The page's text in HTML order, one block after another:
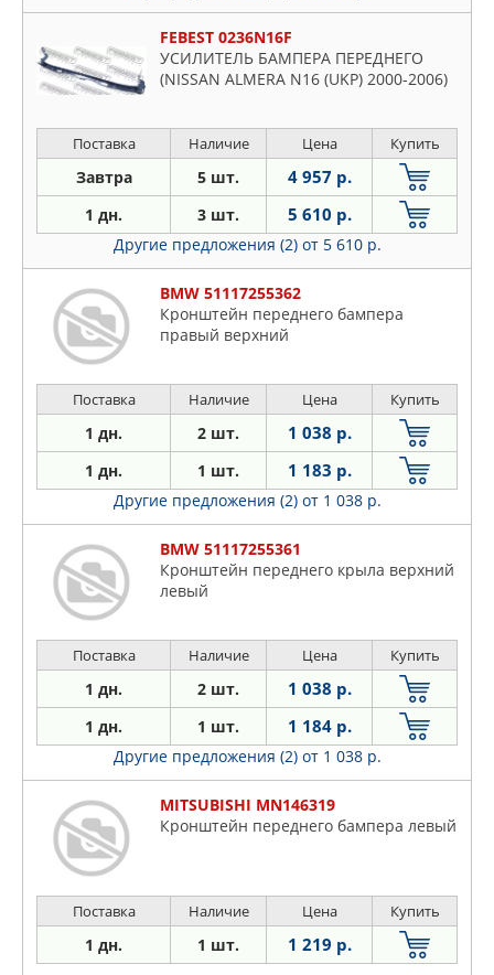
FEBEST 0236N16F
УСИЛИТЕЛЬ БАМПЕРА ПЕРЕДНЕГО
(NISSAN ALMERA N16 (UKP) 2000-2006)
Поставка Наличие Цена Купить
Завтра 5 шт. 4 957 р.
1 дн. 3 шт. 5 610 р.
Другие предложения (2) от 5 610 р.
BMW 51117255362
Кронштейн переднего бампера
правый верхний
Поставка Наличие Цена Купить
1 дн. 2 шт. 1 038 р.
1 дн. 1 шт. 1 183 р.
Другие предложения (2) от 1 038 р.
BMW 51117255361
Кронштейн переднего крыла верхний
левый
Поставка Наличие Цена Купить
1 дн. 2 шт. 1 038 р.
1 дн. 1 шт. 1 184 р.
Другие предложения (2) от 1 038 р.
MITSUBISHI MN146319
Кронштейн переднего бампера левый
Поставка Наличие Цена Купить
1 дн. 1 шт. 1 219 р.